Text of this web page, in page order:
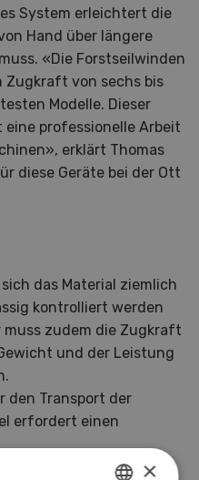
System erleichtert die
Hand über längere
«Die Forstseilwinden
von sechs bis
Modelle. Dieser
professionelle Arbeit
erklärt Thomas
diese Geräte bei der Ott
das Material ziemlich
kontrolliert werden
muss zudem die Zugkraft
und der Leistung
den Transport der
erfordert einen
×